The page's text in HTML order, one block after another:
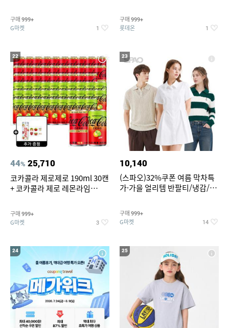
구매 999+
G마켓 1
구매 999+
롯데온 1
22
44% 25,710
코카콜라 제로제로 190ml 30캔
+ 코카콜라 제로 레몬라임
티커 세트
구매 999+
G마켓 3
23
10,140
(스파오)32%쿠폰 여름 막차특
가·가을 얼리템 반팔티/냉감/반
건 외 ~74%OFF
구매 999+
G마켓 14
24 25